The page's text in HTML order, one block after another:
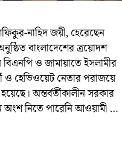
নাহিদ জয়ী, হেরেছেন
বাংলাদেশের ত্রয়োদশ
ও জামায়াতে ইসলামীর
ও হেভিওয়েট নেতার পরাজয়ে
অন্তর্বর্তীকালীন সরকার
অংশ নিতে পারেনি আওয়ামী …